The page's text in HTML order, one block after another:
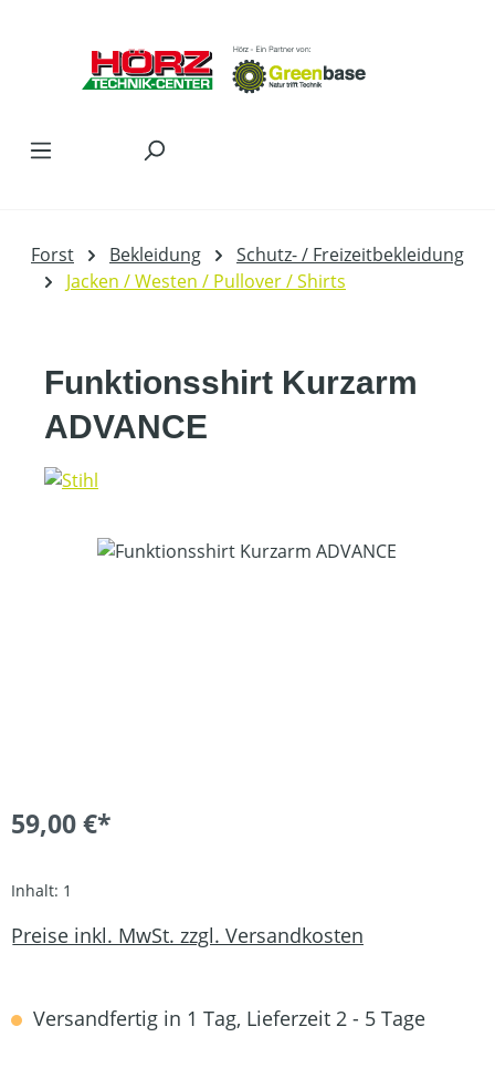
Forst Bekleidung
Schutz- / Freizeitbekleidung
Jacken / Westen / Pullover / Shirts
Funktionsshirt Kurzarm
ADVANCE
Bildergalerie überspringen
59,00 €*
Inhalt: 1
Preise inkl. MwSt. zzgl. Versandkosten
Versandfertig in 1 Tag, Lieferzeit 2 - 5 Tage